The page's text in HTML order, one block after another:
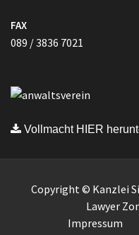
FAX
089 / 3836 7021
Vollmacht HIER
Copyright © Kanzlei
Lawyer
Impressum